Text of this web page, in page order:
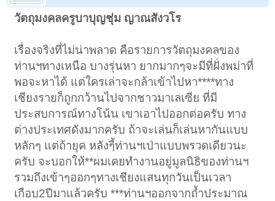
วัตถุมงคลครูบาบุญชุ่ม ญาณสังวโร
เรื่องจริงที่ไม่น่าพลาด คือรายการวัตถุมงคลของ
ท่านฯทางเหนือ บางรุ่นหา ยากมากๆจะมีที่ฝั่งพม่าที่
พอจะหาได้ แต่ใครเล่าจะกล้าเข้าไปหา****ทาง
เชียงรายก็ถูกกว้านไปจากชาวมาเลเซีย ที่มี
ประสบการณ์ทางโน้น เขาเอาไปออกต่อครับ ทาง
ต่างประเทศดังมากครับ ถ้าจะเล่นก็เล่นหากันแบบ
หลักๆ แต่ถ้ายุค หลังๆี้ท่านฯเป่าแบบพรวดเดียวนะ
ครับ จะบอกให้**ผมเคยทำงานอยู่มูลนิธิของท่านฯ
รวมถึงเข้าๆออกๆทางเชียงแสนทุกวันเป็นเวลา
เกือบ2ปีมาแล้วครับ ***ท่านฯออกจากถ้ำประมาณ